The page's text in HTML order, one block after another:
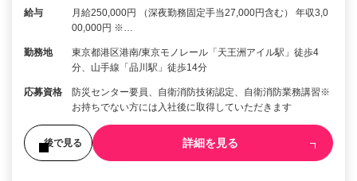
給与
月給250,000円 （深夜勤務固定手当27,000円含む） 年収3,0
00,000円 ※…
勤務地
東京都港区港南/東京モノレール「天王洲アイル駅」徒歩4
分、山手線「品川駅」徒歩14分
応募資格
防災センター要員、自衛消防技術認定、自衛消防業務講習※
お持ちでない方には入社後に取得していただきます
後で見る 詳細を見る